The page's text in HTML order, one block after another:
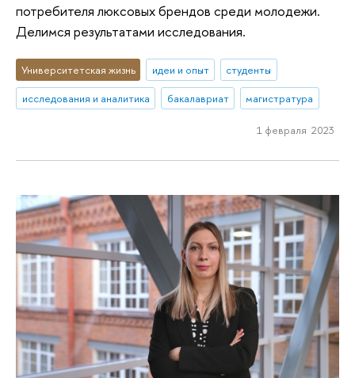
потребителя люксовых брендов среди молодежи.
Делимся результатами исследования.
Университетская жизнь идеи и опыт
студенты
исследования и аналитика
бакалавриат магистратура
1 февраля 2023